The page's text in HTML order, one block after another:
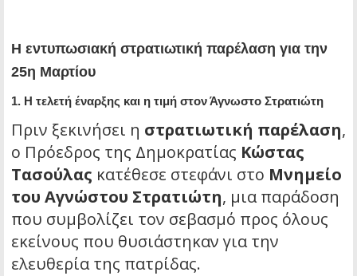
Η εντυπωσιακή στρατιωτική παρέλαση για την
25η Μαρτίου
1. Η τελετή έναρξης και η τιμή στον Άγνωστο Στρατιώτη
Πριν ξεκινήσει η στρατιωτική παρέλαση,
ο Πρόεδρος της Δημοκρατίας Κώστας
Τασούλας κατέθεσε στεφάνι στο Μνημείο
του Αγνώστου Στρατιώτη, μια παράδοση
που συμβολίζει τον σεβασμό προς όλους
εκείνους που θυσιάστηκαν για την
ελευθερία της πατρίδας.